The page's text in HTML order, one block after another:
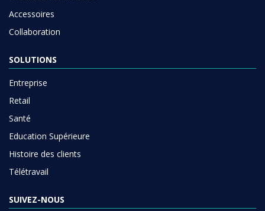
Accessoires
Collaboration
SOLUTIONS
Entreprise
Retail
Santé
Education Supérieure
Histoire des clients
Télétravail
SUIVEZ-NOUS